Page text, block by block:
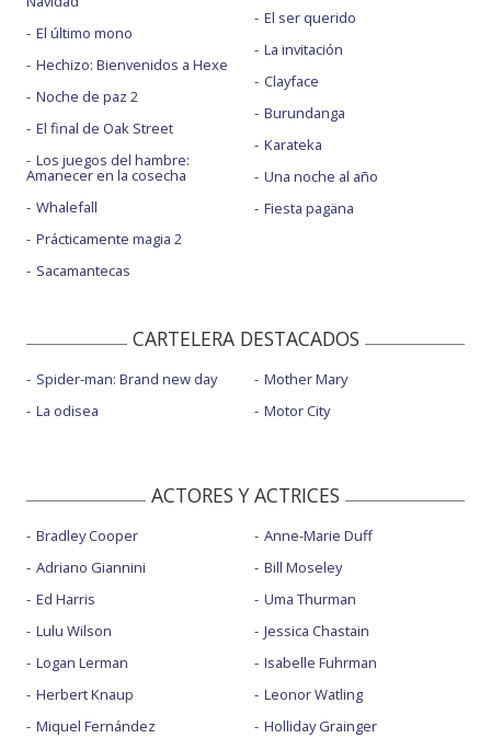
El último mono
Hechizo: Bienvenidos a Hexe
Noche de paz 2
El final de Oak Street
Los juegos del hambre:
Amanecer en la cosecha
Whalefall
Prácticamente magia 2
Sacamantecas
El ser querido
La invitación
Clayface
Burundanga
Karateka
Una noche al año
Fiesta pagäna
CARTELERA DESTACADOS
Spider-man: Brand new day
La odisea
Mother Mary
Motor City
ACTORES Y ACTRICES
Bradley Cooper
Adriano Giannini
Ed Harris
Lulu Wilson
Logan Lerman
Herbert Knaup
Miquel Fernández
Anne-Marie Duff
Bill Moseley
Uma Thurman
Jessica Chastain
Isabelle Fuhrman
Leonor Watling
Holliday Grainger